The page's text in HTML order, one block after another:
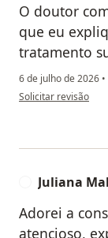
O doutor
que eu
tratamento
6 de julho de 2026 •
na opinião do
Solicitar revisão
Juliana
Adorei a
atencioso,